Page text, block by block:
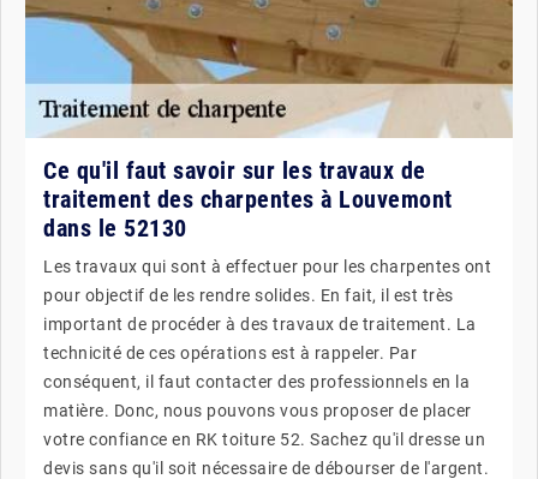
Ce qu'il faut savoir sur les travaux de
traitement des charpentes à Louvemont
dans le 52130
Les travaux qui sont à effectuer pour les charpentes ont
pour objectif de les rendre solides. En fait, il est très
important de procéder à des travaux de traitement. La
technicité de ces opérations est à rappeler. Par
conséquent, il faut contacter des professionnels en la
matière. Donc, nous pouvons vous proposer de placer
votre confiance en RK toiture 52. Sachez qu'il dresse un
devis sans qu'il soit nécessaire de débourser de l'argent.